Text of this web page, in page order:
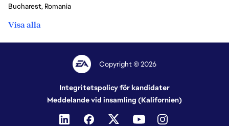
Bucharest, Romania
Visa alla
Copyright © 2026
Integritetspolicy för kandidater
Meddelande vid insamling (Kalifornien)